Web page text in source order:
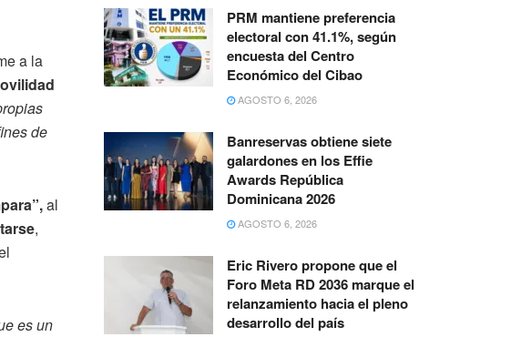
a la
de
al
,
es un
PRM mantiene preferencia
electoral con 41.1%, según
encuesta del Centro
Económico del Cibao
AGOSTO 6, 2026
Banreservas obtiene siete
galardones en los Effie
Awards República
Dominicana 2026
AGOSTO 6, 2026
Eric Rivero propone que el
Foro Meta RD 2036 marque el
relanzamiento hacia el pleno
desarrollo del país